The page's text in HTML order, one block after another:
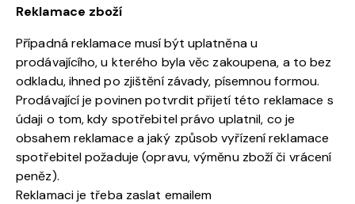
Reklamace zboží
Případná reklamace musí být uplatněna u
prodávajícího, u kterého byla věc zakoupena, a to bez
odkladu, ihned po zjištění závady, písemnou formou.
Prodávající je povinen potvrdit přijetí této reklamace s
údaji o tom, kdy spotřebitel právo uplatnil, co je
obsahem reklamace a jaký způsob vyřízení reklamace
spotřebitel požaduje (opravu, výměnu zboží či vrácení
peněz).
Reklamaci je třeba zaslat emailem